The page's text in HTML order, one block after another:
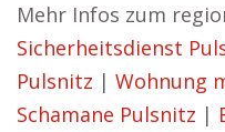
Mehr Infos zum
Sicherheitsdienst
Pulsnitz | Wohnung
Schamane Pulsnitz |